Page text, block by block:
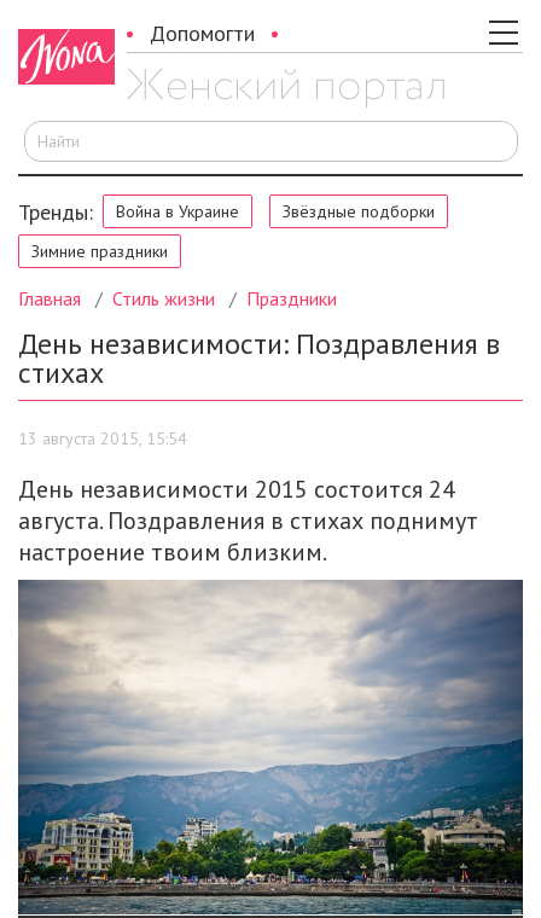
Допомогти
Тренды: Война в Украине
Звёздные подборки
Зимние праздники
Главная Стиль жизни Праздники
День независимости: Поздравления в
стихах
13 августа 2015, 15:54
День независимости 2015 состоится 24
августа. Поздравления в стихах поднимут
настроение твоим близким.